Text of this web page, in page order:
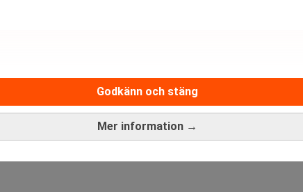
Mer information →
Godkänn och stäng
ANNONS